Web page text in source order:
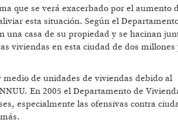
que se verá exacerbado por el aumento
esta situación. Según el
casa de su propiedad y se hacinan
viviendas en esta ciudad de dos millones
de unidades de viviendas debido al
En 2005 el Departamento de
especialmente las ofensivas contra